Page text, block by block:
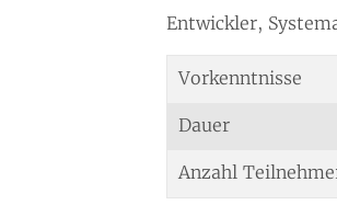
Entwickler,
Vorkenntnisse
Dauer
Anzahl